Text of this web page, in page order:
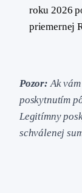
roku 2026
priemernej
Pozor: Ak
poskytnutím
Legitímny
schválenej